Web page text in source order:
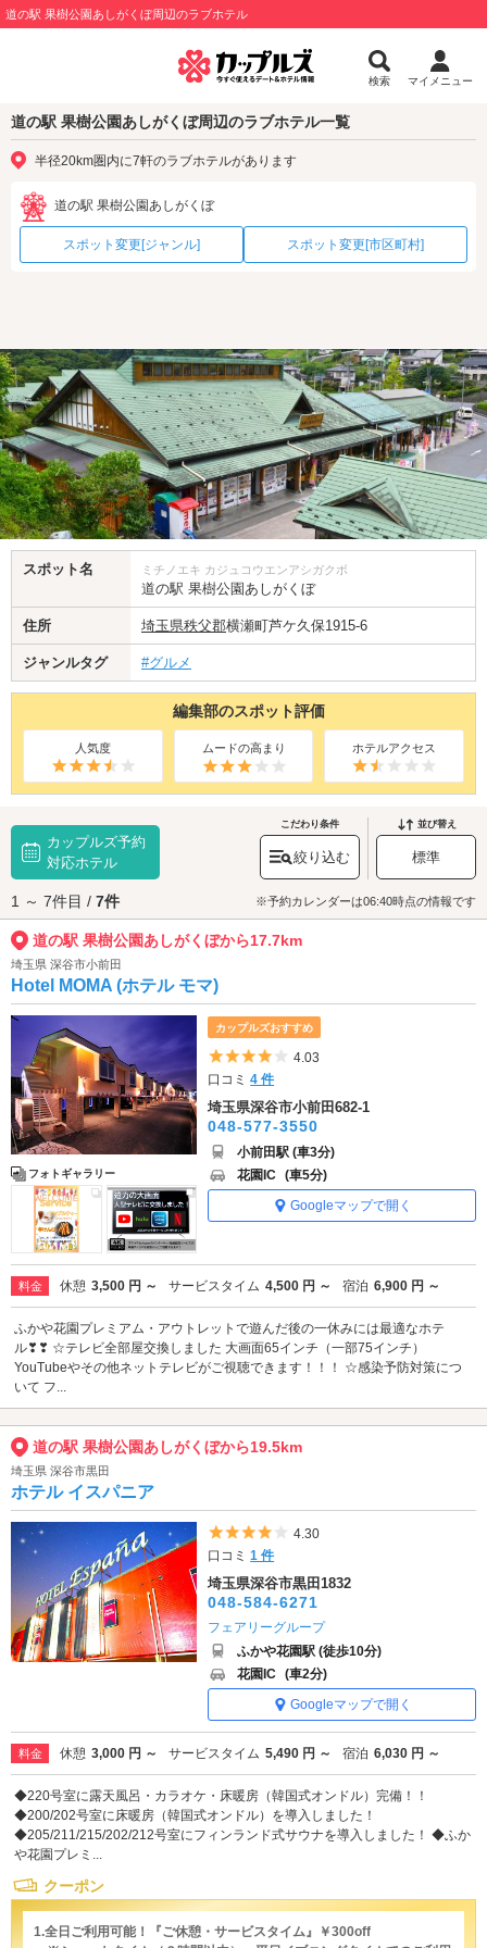
道の駅 果樹公園あしがくぼ周辺のラブホテル
検索 マイメニュー
道の駅 果樹公園あしがくぼ周辺のラブホテル一覧
半径20km圏内に7軒のラブホテルがあります
道の駅 果樹公園あしがくぼ
スポット変更[ジャンル] スポット変更[市区町村]
スポット名 ミチノエキ カジュコウエンアシガクボ
道の駅 果樹公園あしがくぼ
住所 埼玉県秩父郡横瀬町芦ケ久保1915-6
ジャンルタグ #グルメ
編集部のスポット評価
人気度 ムードの高まり ホテルアクセス
カップルズ予約
対応ホテル
こだわり条件
絞り込む
並び替え
標準
1 ～ 7件目 / 7件 ※予約カレンダーは06:40時点の情報です
道の駅 果樹公園あしがくぼから17.7km
埼玉県 深谷市小前田
Hotel MOMA (ホテル モマ)
フォトギャラリー
カップルズおすすめ
5つ星のうち4
4.03
口コミ4 件
埼玉県深谷市小前田682-1
048-577-3550
小前田駅 (車3分)
花園IC (車5分)
Googleマップで開く
料金 休憩 3,500 円 ～ サービスタイム 4,500 円 ～ 宿泊 6,900 円 ～
ふかや花園プレミアム・アウトレットで遊んだ後の一休みには最適なホテ
ル❣❣ ☆テレビ全部屋交換しました 大画面65インチ（一部75インチ）
YouTubeやその他ネットテレビがご視聴できます！！！ ☆感染予防対策につ
いて フ...
道の駅 果樹公園あしがくぼから19.5km
埼玉県 深谷市黒田
ホテル イスパニア
5つ星のうち4
4.30
口コミ1 件
埼玉県深谷市黒田1832
048-584-6271
フェアリーグループ
ふかや花園駅 (徒歩10分)
花園IC (車2分)
Googleマップで開く
料金 休憩 3,000 円 ～ サービスタイム 5,490 円 ～ 宿泊 6,030 円 ～
◆220号室に露天風呂・カラオケ・床暖房（韓国式オンドル）完備！！
◆200/202号室に床暖房（韓国式オンドル）を導入しました！
◆205/211/215/202/212号室にフィンランド式サウナを導入しました！ ◆ふか
や花園プレミ...
クーポン
1.全日ご利用可能！『ご休憩・サービスタイム』￥300off